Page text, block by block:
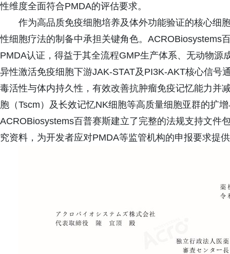
性维度全面符合PMDA的评估要求。
作为高品质免疫细胞培养及体外功能验证的核心细
性细胞疗法的制备中承担关键角色。ACROBiosystems
PMDA认证，得益于其全流程GMP生产体系、无动物
异性激活免疫细胞下游JAK-STAT及PI3K-AKT核心信号
毒活性与体内持久性，有效改善抗肿瘤免疫记忆能力并
胞（Tscm）及长效记忆NK细胞等高质量细胞亚群的扩
ACROBiosystems百普赛斯建立了完整的法规支持文件
究资料，为开发者应对PMDA等监管机构的申报要求提